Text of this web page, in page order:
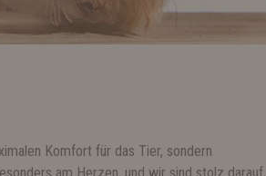
Komfort für das Tier, sondern